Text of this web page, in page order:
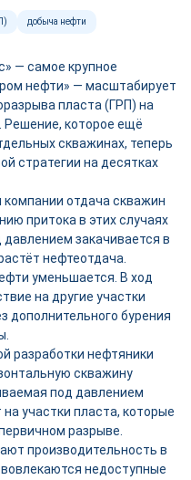
добыча нефти
— самое крупное
нефти» — масштабирует
пласта (ГРП) на
которое ещё
скважинах, теперь
стратегии на десятках
отдача скважин
притока в этих случаях
закачивается в
нефтеотдача.
уменьшается. В ход
на другие участки
дополнительного бурения
разработки нефтяники
скважину
под давлением
участки пласта, которые
разрыве.
производительность в
недоступные